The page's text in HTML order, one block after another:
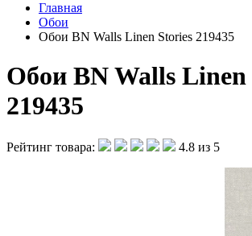
Главная
Обои
Обои BN Walls Linen Stories 219435
Обои BN Walls Linen
219435
Рейтинг товара: 4.8 из 5